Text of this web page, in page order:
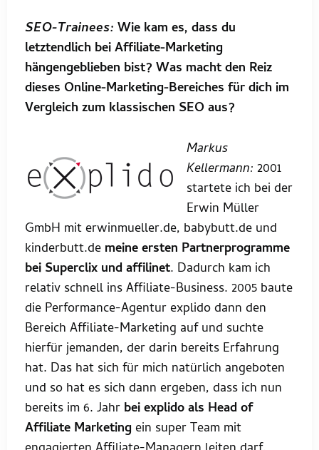
SEO-Trainees: Wie kam es, dass du
letztendlich bei Affiliate-Marketing
hängengeblieben bist? Was macht den Reiz
dieses Online-Marketing-Bereiches für dich im
Vergleich zum klassischen SEO aus?
Markus
Kellermann: 2001
startete ich bei der
Erwin Müller
GmbH mit erwinmueller.de, babybutt.de und
kinderbutt.de meine ersten Partnerprogramme
bei Superclix und affilinet. Dadurch kam ich
relativ schnell ins Affiliate-Business. 2005 baute
die Performance-Agentur explido dann den
Bereich Affiliate-Marketing auf und suchte
hierfür jemanden, der darin bereits Erfahrung
hat. Das hat sich für mich natürlich angeboten
und so hat es sich dann ergeben, dass ich nun
bereits im 6. Jahr bei explido als Head of
Affiliate Marketing ein super Team mit